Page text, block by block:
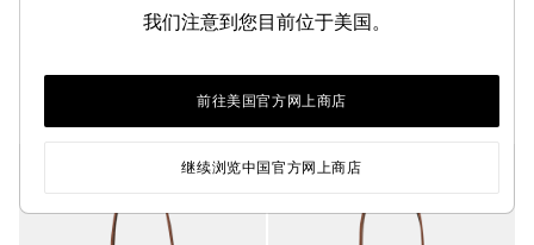
Le Pliage Original L 托特包
Fawn - 再生帆布
Le Pliage Original L 托特包
茶粉色 - 再生帆布
我们注意到您目前位于美国。
前往美国官方网上商店
继续浏览中国官方网上商店